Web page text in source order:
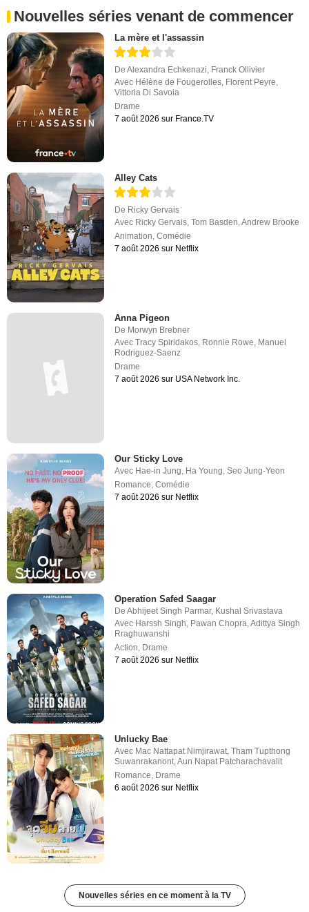
Nouvelles séries venant de commencer
La mère et l'assassin
DeAlexandra Echkenazi Franck Ollivier
Avec Hélène de Fougerolles Florent Peyre
Vittoria Di Savoia
Drame
7 août 2026 sur France.TV
Alley Cats
De Ricky Gervais
Avec Ricky Gervais,Tom Basden,Andrew Brooke
Animation,Comédie
7 août 2026 sur Netflix
Anna Pigeon
De Morwyn Brebner
AvecTracy Spiridakos, Ronnie Rowe, Manuel
Rodriguez-Saenz
Drame
7 août 2026 sur USA Network Inc.
Our Sticky Love
Avec Hae-in Jung Ha Young ,Seo Jung-Yeon
Romance ,Comédie
7 août 2026 sur Netflix
Operation Safed Saagar
DeAbhijeet Singh Parmar, Kushal Srivastava
Avec Harssh Singh, Pawan Chopra,Adittya Singh
Rraghuwanshi
Action, Drame
7 août 2026 sur Netflix
Unlucky Bae
Avec Mac Nattapat Nimjirawat,Tham Tupthong
Suwanrakanont,Aun Napat Patcharachavalit
Romance, Drame
6 août 2026 sur Netflix
Nouvelles séries en ce moment à la TV